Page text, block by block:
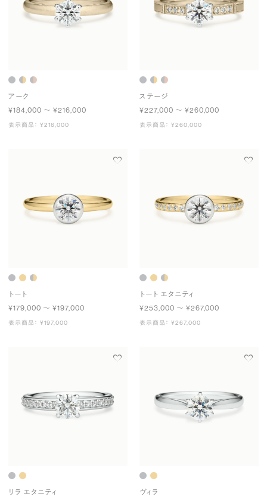
アーク
¥184,000 〜 ¥216,000
表示商品： ¥216,000
ステージ
¥227,000 〜 ¥260,000
表示商品： ¥260,000
トート
¥179,000 〜 ¥197,000
表示商品： ¥197,000
トート エタニティ
¥253,000 〜 ¥267,000
表示商品： ¥267,000
リラ エタニティ ヴィラ